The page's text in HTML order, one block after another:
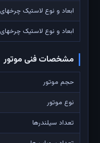
ابعاد و نوع لاستیک
ابعاد و نوع لاستیک
مشخصات فنی موتور
حجم موتور
نوع موتور
تعداد سیلندرها